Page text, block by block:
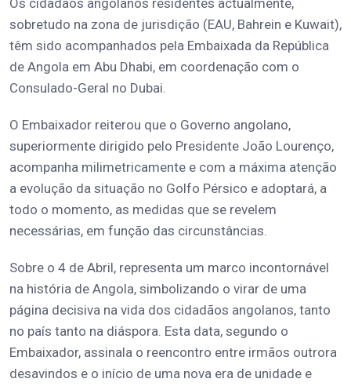
Os cidadãos angolanos residentes actualmente,
sobretudo na zona de jurisdição (EAU, Bahrein e Kuwait),
têm sido acompanhados pela Embaixada da República
de Angola em Abu Dhabi, em coordenação com o
Consulado-Geral no Dubai.
O Embaixador reiterou que o Governo angolano,
superiormente dirigido pelo Presidente João Lourenço,
acompanha milimetricamente e com a máxima atenção
a evolução da situação no Golfo Pérsico e adoptará, a
todo o momento, as medidas que se revelem
necessárias, em função das circunstâncias.
Sobre o 4 de Abril, representa um marco incontornável
na história de Angola, simbolizando o virar de uma
página decisiva na vida dos cidadãos angolanos, tanto
no país tanto na diáspora. Esta data, segundo o
Embaixador, assinala o reencontro entre irmãos outrora
desavindos e o início de uma nova era de unidade e